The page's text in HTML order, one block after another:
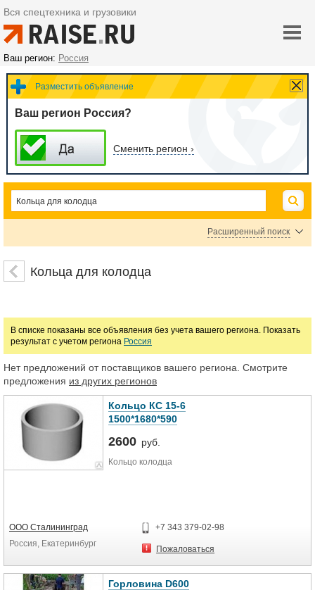
Вся спецтехника и грузовики
Ваш регион: Россия
Разместить объявление
Ваш регион Россия?
Сменить регион ›
Расширенный поиск
Цена
Марка
Кольца для колодца
В списке показаны все объявления без учета вашего региона. Показать
результат с учетом региона Россия
Нет предложений от поставщиков вашего региона. Смотрите
предложения из других регионов
Кольцо КС 15-6
1500*1680*590
2600 руб.
Кольцо колодца
ООО Сталининград
Россия, Екатеринбург
+7 343 379-02-98
Пожаловаться
Горловина D600